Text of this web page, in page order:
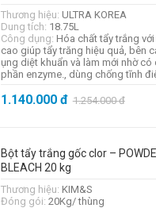
Thương hiệu: ULTRA KOREA
Dung tích: 18.75L
Công dụng: Hóa chất tẩy trắng
cao giúp tẩy trăng hiệu quả, bên
ụng diệt khuẩn và làm mới nhờ có
phần enzyme., dùng chống tĩnh
1.140.000đ 1.254.000đ
Bột tẩy trắng gốc clor –
BLEACH 20 kg
Thương hiệu: KIM&S
Đóng gói: 20Kg/ thùng